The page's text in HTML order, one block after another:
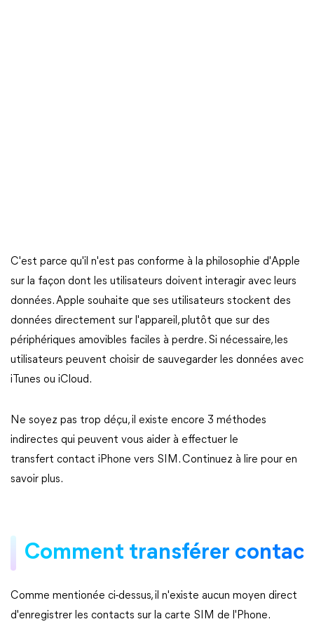
C'est parce qu'il n'est pas conforme à la philosophie d'Apple
sur la façon dont les utilisateurs doivent interagir avec leurs
données. Apple souhaite que ses utilisateurs stockent des
données directement sur l'appareil, plutôt que sur des
périphériques amovibles faciles à perdre. Si nécessaire, les
utilisateurs peuvent choisir de sauvegarder les données avec
iTunes ou iCloud.
Ne soyez pas trop déçu, il existe encore 3 méthodes
indirectes qui peuvent vous aider à effectuer le
transfert contact iPhone vers SIM. Continuez à lire pour en
savoir plus.
Comment transférer
Comme mentionée ci-dessus, il n'existe aucun moyen direct
d'enregistrer les contacts sur la carte SIM de l'Phone.